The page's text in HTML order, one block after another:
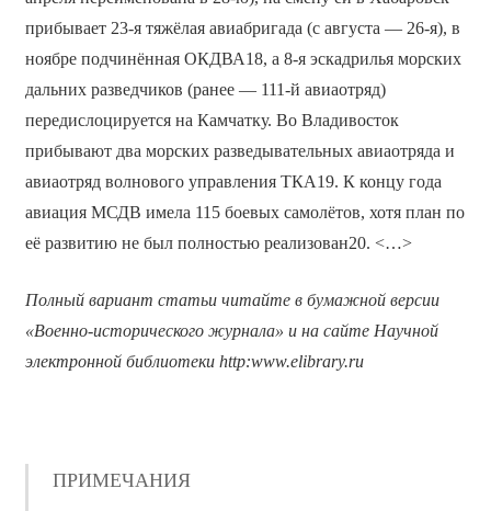
прибывает 23-я тяжёлая авиабригада (с августа — 26-я), в
ноябре подчинённая ОКДВА18, а 8-я эскадрилья морских
дальних разведчиков (ранее — 111-й авиаотряд)
передислоцируется на Камчатку. Во Владивосток
прибывают два морских разведывательных авиаотряда и
авиаотряд волнового управления ТКА19. К концу года
авиация МСДВ имела 115 боевых самолётов, хотя план по
её развитию не был полностью реализован20. <…>
Полный вариант статьи читайте в бумажной версии
«Военно-исторического журнала» и на сайте Научной
электронной библиотеки http:www.elibrary.ru
ПРИМЕЧАНИЯ